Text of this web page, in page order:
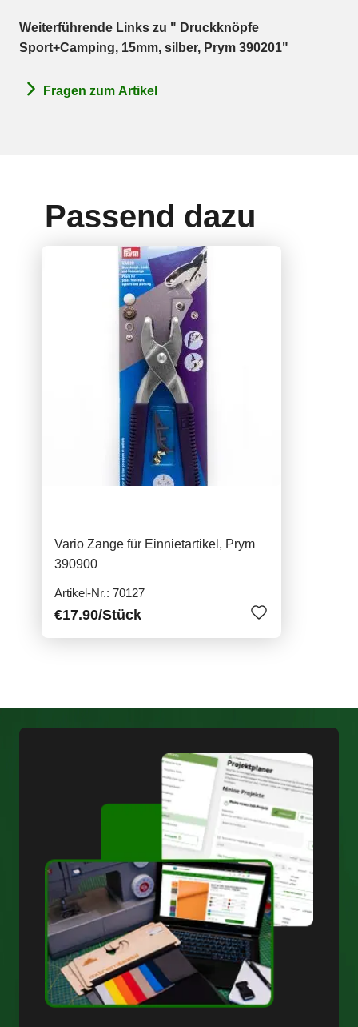
Weiterführende Links zu " Druckknöpfe
Sport+Camping, 15mm, silber, Prym 390201"
Fragen zum Artikel
Passend dazu
Vario Zange für Einnietartikel, Prym
390900
Artikel-Nr.: 70127
€17.90/Stück